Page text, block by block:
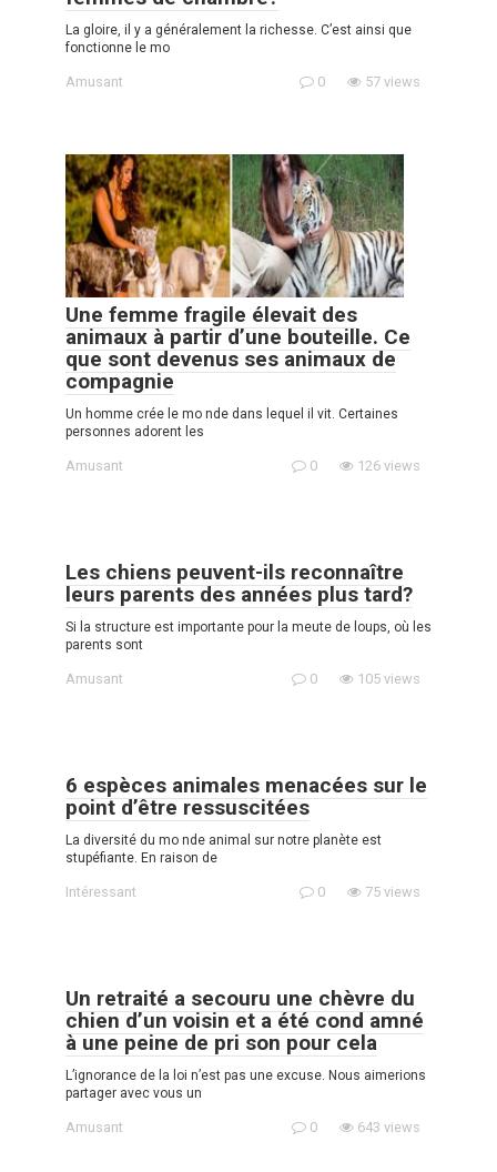
La gloire, il y a généralement la richesse. C’est ainsi que
fonctionne le mo
Amusant 0 57 views
Une femme fragile élevait des
animaux à partir d’une bouteille. Ce
que sont devenus ses animaux de
compagnie
Un homme crée le mo nde dans lequel il vit. Certaines
personnes adorent les
Amusant 0 126 views
Les chiens peuvent-ils reconnaître
leurs parents des années plus tard?
Si la structure est importante pour la meute de loups, où les
parents sont
Amusant 0 105 views
6 espèces animales menacées sur le
point d’être ressuscitées
La diversité du mo nde animal sur notre planète est
stupéfiante. En raison de
Intéressant 0 75 views
Un retraité a secouru une chèvre du
chien d’un voisin et a été cond amné
à une peine de pri son pour cela
L’ignorance de la loi n’est pas une excuse. Nous aimerions
partager avec vous un
Amusant 0 643 views